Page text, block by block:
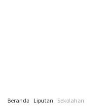
Beranda Liputan Sekolahan